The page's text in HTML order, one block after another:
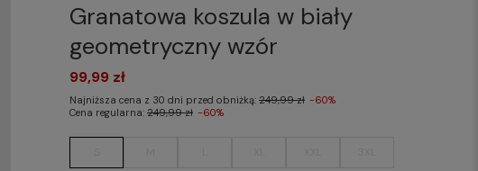
Granatowa koszula w biały
geometryczny wzór
99,99 zł
Najniższa cena z 30 dni przed obniżką:249,99 zł -60%
Cena regularna:249,99 zł -60%